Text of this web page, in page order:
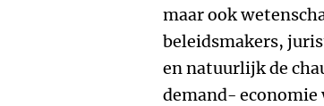
maar ook
beleidsmakers,
en natuurlijk de
demand- economie